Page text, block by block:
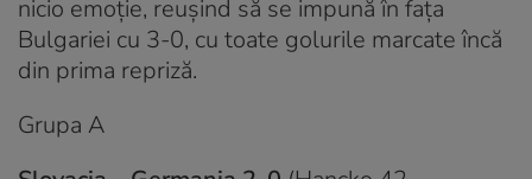
nicio emoție, reușind să se impună în fața
Bulgariei cu 3-0, cu toate golurile marcate încă
din prima repriză.
Grupa A